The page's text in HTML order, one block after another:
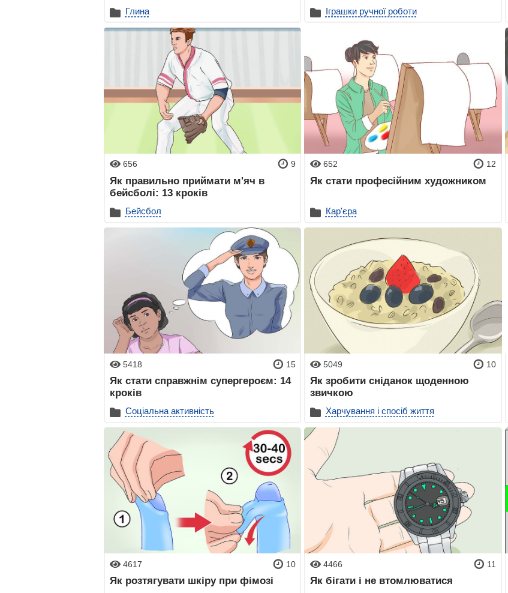
Глина Іграшки ручної роботи
656 9
Як правильно приймати м'яч в
бейсболі: 13 кроків
Бейсбол
652 12
Як стати професійним художником
Кар'єра
5418 15
Як стати справжнім супергероєм: 14
кроків
Соціальна активність
5049 10
Як зробити сніданок щоденною
звичкою
Харчування і спосіб життя
4617 10
Як розтягувати шкіру при фімозі
4466 11
Як бігати і не втомлюватися